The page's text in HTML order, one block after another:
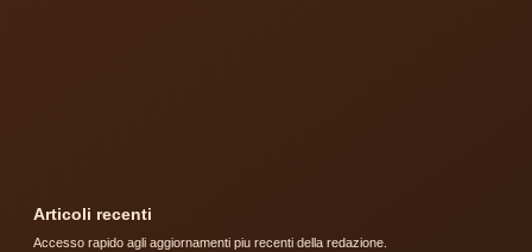
Articoli recenti
Accesso rapido agli aggiornamenti piu recenti della redazione.